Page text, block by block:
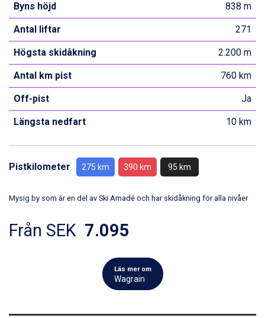
Byns höjd 838 m
Antal liftar 271
Högsta skidåkning 2.200 m
Antal km pist 760 km
Off-pist Ja
Längsta nedfart 10 km
Pistkilometer 275 km 390 km 95 km
Mysig by som är en del av Ski Amadé och har skidåkning för alla nivåer
Från SEK 7.095
Läs mer om
Wagrain